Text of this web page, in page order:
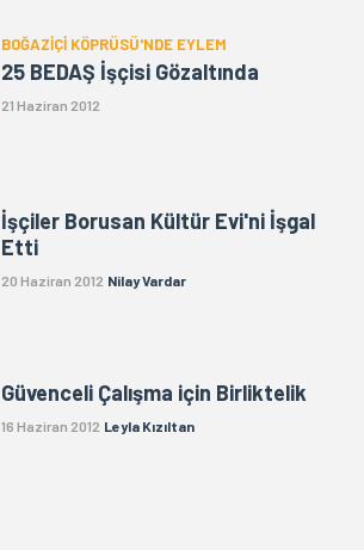
BOĞAZİÇİ KÖPRÜSÜ'NDE EYLEM
25 BEDAŞ İşçisi Gözaltında
21 Haziran 2012
İşçiler Borusan Kültür Evi'ni İşgal
Etti
20 Haziran 2012 Nilay Vardar
Güvenceli Çalışma için Birliktelik
16 Haziran 2012 Leyla Kızıltan